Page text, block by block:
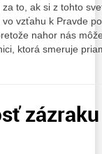
to, ak si z tohto
vzťahu k Pravde
nahor nás
ktorá smeruje